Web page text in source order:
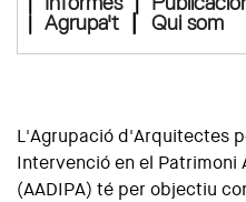
|Agrupa't |Qui som
L'Agrupació d'Arquitectes
Intervenció en el Patrimoni
(AADIPA) té per objectiu